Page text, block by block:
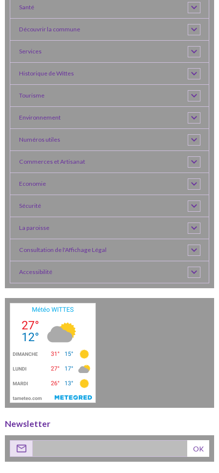
Santé
Découvrir la commune
Services
Historique de Wittes
Tourisme
Environnement
Numéros utiles
Commerces et Artisanat
Economie
Sécurité
La paroisse
Consultation de l'Affichage Légal
Accessibilité
Newsletter
OK